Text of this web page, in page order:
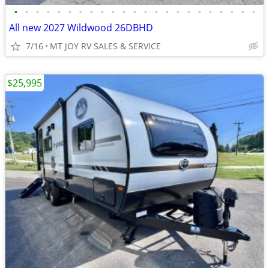
• • • • • • • • • • • • • • • • • • • • • • •
All new 2027 Wildwood 26DBHD
7/16 MT JOY RV SALES & SERVICE
$25,995